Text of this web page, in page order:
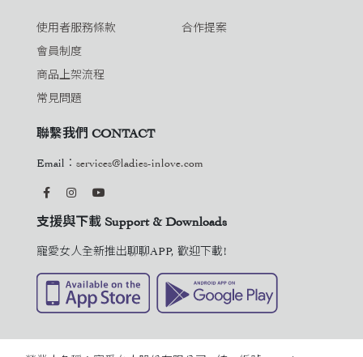
使用者服務條款
會員制度
商品上架流程
常見問題
合作提案
聯繫我們 CONTACT
Email： services@ladies-inlove.com
支援與下載 Support & Downloads
寵愛女人全新推出聊聊APP, 歡迎下載!